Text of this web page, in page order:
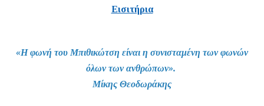
Εισιτήρια
«Η φωνή του Μπιθικώτση είναι η συνισταμένη των φωνών
όλων των ανθρώπων».
Μίκης Θεοδωράκης